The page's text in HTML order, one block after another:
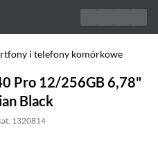
i telefony komórkowe
Pro 12/256GB 6,78"
Black
1320814